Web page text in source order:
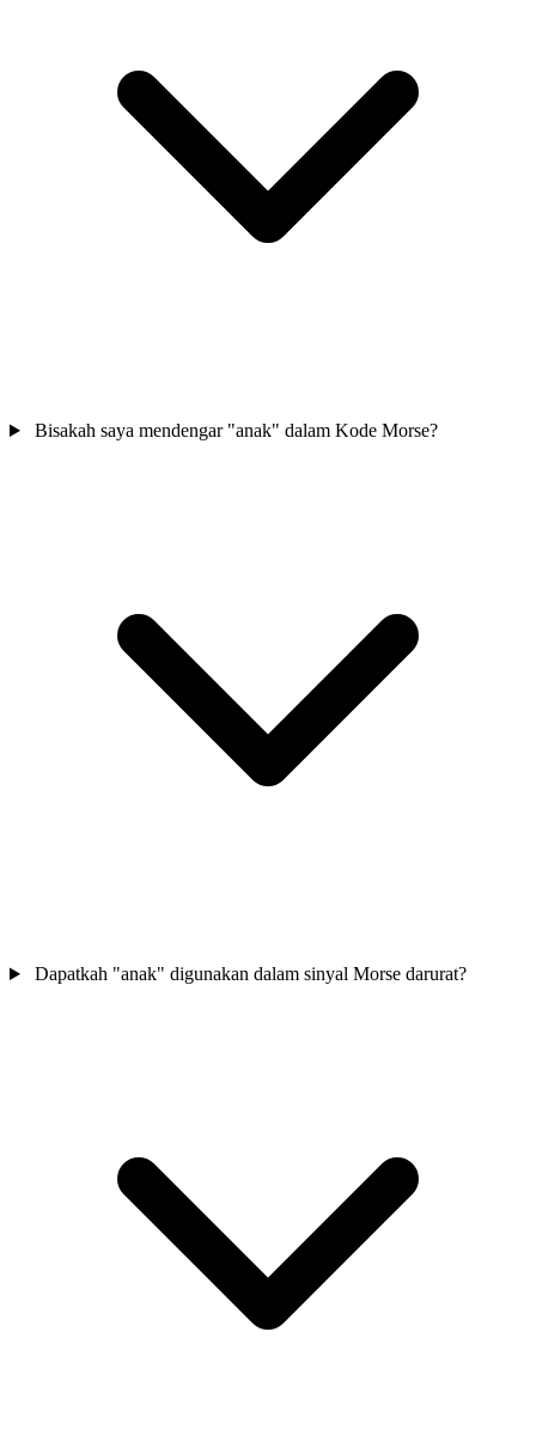
Bisakah saya mendengar "anak" dalam Kode Morse?
Dapatkah "anak" digunakan dalam sinyal Morse darurat?